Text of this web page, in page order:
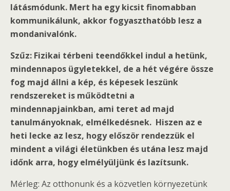
látásmódunk. Mert ha egy kicsit finomabban
kommunikálunk, akkor fogyaszthatóbb lesz a
mondanivalónk.
Szűz: Fizikai térbeni teendőkkel indul a hetünk,
mindennapos ügyletekkel, de a hét végére össze
fog majd állni a kép, és képesek leszünk
rendszereket is működtetni a
mindennapjainkban, ami teret ad majd
tanulmányoknak, elmélkedésnek. Hiszen az e
heti lecke az lesz, hogy először rendezzük el
mindent a világi életünkben és utána lesz majd
időnk arra, hogy elmélyüljünk és lazítsunk.
Mérleg: Az otthonunk és a közvetlen környezetünk